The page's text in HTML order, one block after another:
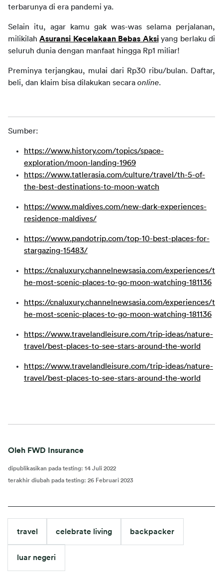
terbarunya di era pandemi ya.
Selain itu, agar kamu gak was-was selama perjalanan,
milikilah Asuransi Kecelakaan Bebas Aksi yang berlaku di
seluruh dunia dengan manfaat hingga Rp1 miliar!
Preminya terjangkau, mulai dari Rp30 ribu/bulan. Daftar,
beli, dan klaim bisa dilakukan secara online.
Sumber:
https://www.history.com/topics/space-
exploration/moon-landing-1969
https://www.tatlerasia.com/culture/travel/th-5-of-
the-best-destinations-to-moon-watch
https://www.maldives.com/new-dark-experiences-
residence-maldives/
https://www.pandotrip.com/top-10-best-places-for-
stargazing-15483/
https://cnaluxury.channelnewsasia.com/experiences/t
he-most-scenic-places-to-go-moon-watching-181136
https://cnaluxury.channelnewsasia.com/experiences/t
he-most-scenic-places-to-go-moon-watching-181136
https://www.travelandleisure.com/trip-ideas/nature-
travel/best-places-to-see-stars-around-the-world
https://www.travelandleisure.com/trip-ideas/nature-
travel/best-places-to-see-stars-around-the-world
Oleh FWD Insurance
dipublikasikan pada testing: 14 Juli 2022
terakhir diubah pada testing: 26 Februari 2023
travel celebrate living backpacker
luar negeri